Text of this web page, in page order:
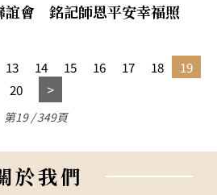
誼會 銘記師恩平安幸福照
13 14 15 16 17 18
19
20
第19 / 349頁
於我們